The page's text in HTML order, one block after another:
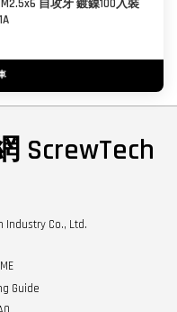
自攻牙 鍍鎳100入裝
ScrewTech
Industry Co., Ltd.
Guide